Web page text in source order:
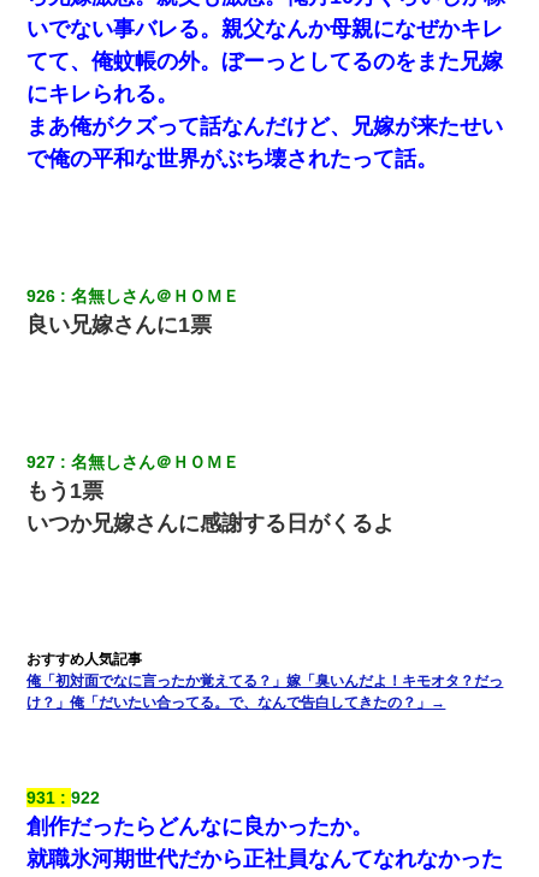
転職先が決まったので退職の意思を伝えたら。上司「無責任」
「簡単には辞めさせない」私（どうせ辞めるし…）→ 思いっきり
反論をしてみた
放置子が病院送りになったらしい → 俺（二度と帰ってくるなよ…
嫁を半身不随にしやがった恨みは、正直こんなもんじゃ晴れな
い）
小2の頃、妹と昼寝してたら家が火事になってて気づくと逃げ場が
なかった。妹を抱き締めて「ﾀﾋんじゃうよ」って泣いてたら…
【報告者がキチ】嫁「妊娠した」俺『それじゃあ皆に祝ってもら
おう』友人達を家に連れ帰ってホームパーティー→俺『皆に祝え
てもらえて良かったな！』→
何年か前に妹は離婚している。当時生まれた姪が義弟の子じゃな
かったため妹有責での離婚になり…
近所のお寺に住み込みで手伝いしてる知的障害のオッサンがい
た。ある日、オッサンが火かき棒を持って顔を真っ赤にしながら
走り回っていて…
いでない事バレる。親父なんか母親になぜかキレ
てて、俺蚊帳の外。ぼーっとしてるのをまた兄嫁
にキレられる。
まあ俺がクズって話なんだけど、兄嫁が来たせい
で俺の平和な世界がぶち壊されたって話。
926 名無しさん＠ＨＯＭＥ
良い兄嫁さんに1票
927 名無しさん＠ＨＯＭＥ
もう1票
いつか兄嫁さんに感謝する日がくるよ
俺「初対面でなに言ったか覚えてる？」嫁「臭いんだよ！キモオタ？だっ
け？」俺「だいたい合ってる。で、なんで告白してきたの？」→
931 922
創作だったらどんなに良かったか。
就職氷河期世代だから正社員なんてなれなかった